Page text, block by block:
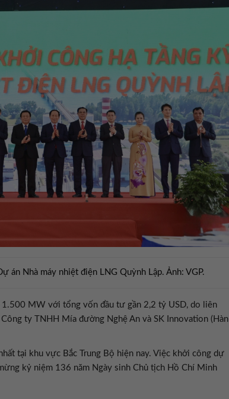
án Nhà máy nhiệt điện LNG Quỳnh Lập. Ảnh: VGP.
1.500 MW với tổng vốn đầu tư gần 2,2 tỷ USD, do liên
ty TNHH Mía đường Nghệ An và SK Innovation (Hàn
tại khu vực Bắc Trung Bộ hiện nay. Việc khởi công dự
kỷ niệm 136 năm Ngày sinh Chủ tịch Hồ Chí Minh